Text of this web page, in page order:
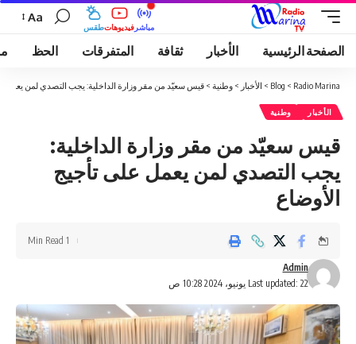
طقسفيديوهات مباشر
Aa
الصفحة الرئيسية الأخبار ثقافة المتفرقات الحظ
Radio Marina
>
Blog
> الأخبار > وطنية > قيس سعيّد من مقر وزارة الداخلية: يجب التصدي لمن يعمل
الأخبار وطنية
قيس سعيّد من مقر وزارة الداخلية:
يجب التصدي لمن يعمل على تأجيج
الأوضاع
Last updated: 22 يونيو، 2024 10:28 ص
Admin
1 Min Read